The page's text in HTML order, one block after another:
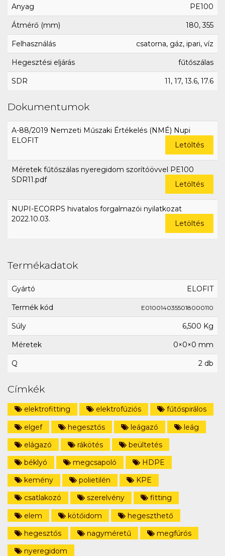
Anyag PE100
Átmérő (mm) 180, 355
Felhasználás csatorna, gáz, ipari, víz
Hegesztési eljárás fűtőszálas
SDR 11, 17, 13.6, 17.6
Dokumentumok
A-88/2019 Nemzeti Műszaki Értékelés (NMÉ) Nupi
ELOFIT
Letöltés
Méretek fűtőszálas nyeregidom szorítóövvel PE100
SDR11.pdf
Letöltés
NUPI-ECORPS hivatalos forgalmazói nyilatkozat
2022.10.03.
Letöltés
Termékadatok
Gyártó ELOFIT
Termék kód E0100140355018000110
Súly 6,500 Kg
Méretek 0×0×0 mm
Q 2 db
Címkék
elektrofitting elektrofúziós
fűtőspirálos
elgef
hegesztős leágazó
leág
elágazó
rákötés
beültetés
béklyó
megcsapoló
HDPE
kemény
polietilén
KPE
csatlakozó
szerelvény
fitting
elem
kötőidom
hegeszthető
hegesztős
nagyméretű
megfúrós
nyeregidom